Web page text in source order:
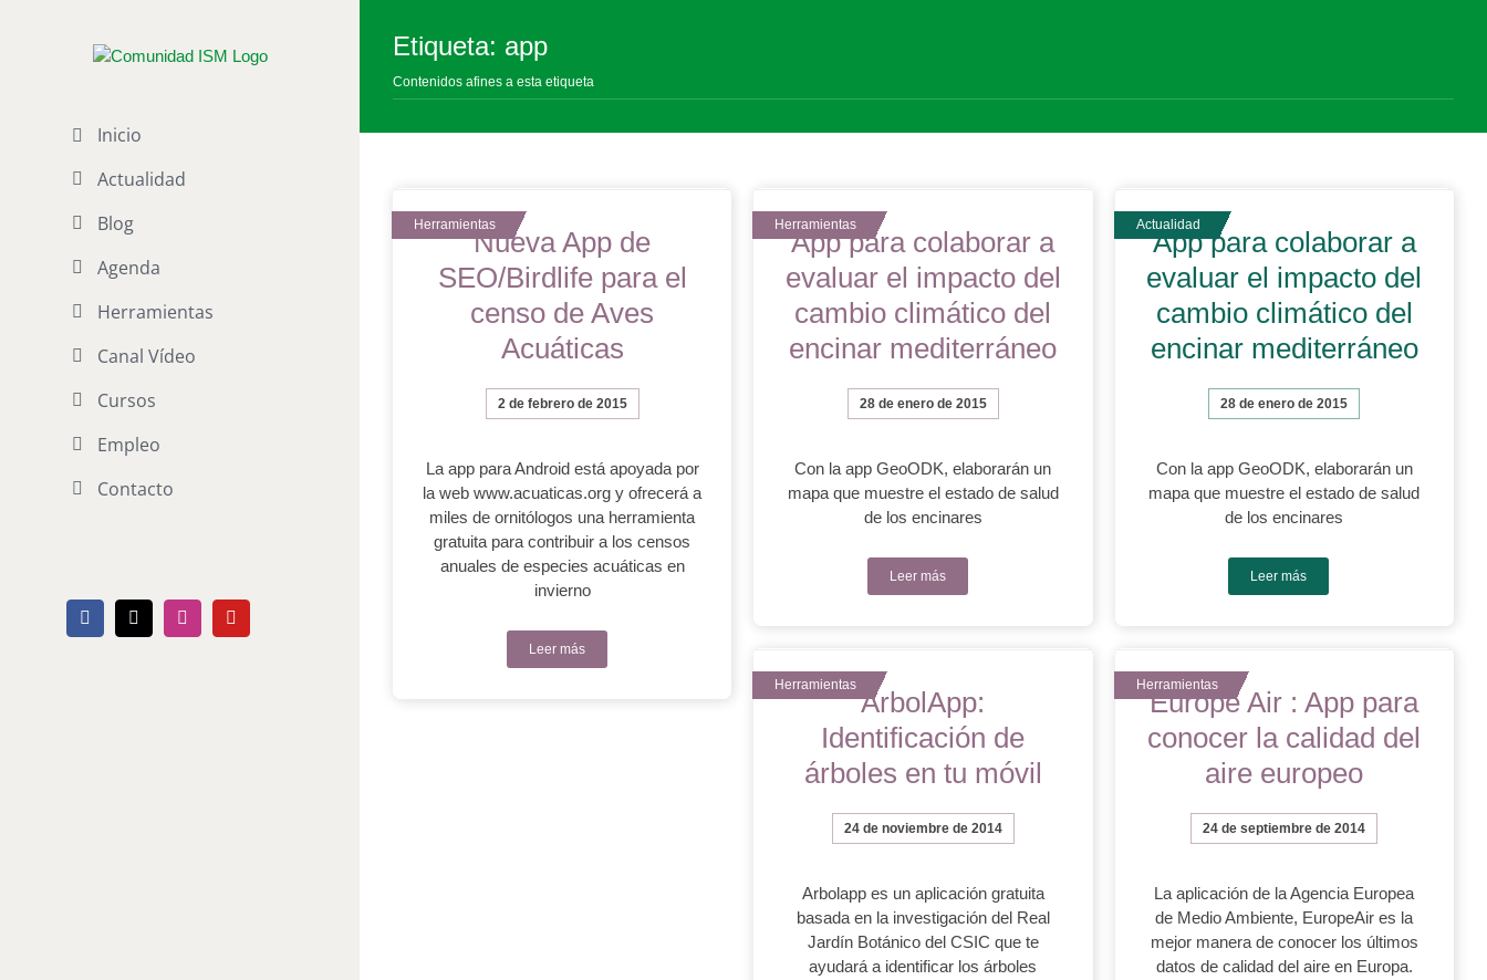
Inicio
Actualidad
Blog
Agenda
Herramientas
Canal Vídeo
Cursos
Empleo
Contacto
Facebook
X InstagramYouTube
Etiqueta: app
Contenidos afines a esta etiqueta
Nueva App de
SEO/Birdlife para el
censo de Aves
Acuáticas
2 de febrero de 2015
La app para Android está apoyada por
la web www.acuaticas.org y ofrecerá a
miles de ornitólogos una herramienta
gratuita para contribuir a los censos
anuales de especies acuáticas en
invierno
Leer más
App para colaborar a
evaluar el impacto del
cambio climático del
encinar mediterráneo
28 de enero de 2015
Con la app GeoODK, elaborarán un
mapa que muestre el estado de salud
de los encinares
Leer más
App para colaborar a
evaluar el impacto del
cambio climático del
encinar mediterráneo
28 de enero de 2015
Con la app GeoODK, elaborarán un
mapa que muestre el estado de salud
de los encinares
Leer más
ArbolApp:
Identificación de
árboles en tu móvil
24 de noviembre de 2014
Arbolapp es un aplicación gratuita
basada en la investigación del Real
Jardín Botánico del CSIC que te
ayudará a identificar los árboles
Europe Air : App para
conocer la calidad del
aire europeo
24 de septiembre de 2014
La aplicación de la Agencia Europea
de Medio Ambiente, EuropeAir es la
mejor manera de conocer los últimos
datos de calidad del aire en Europa.